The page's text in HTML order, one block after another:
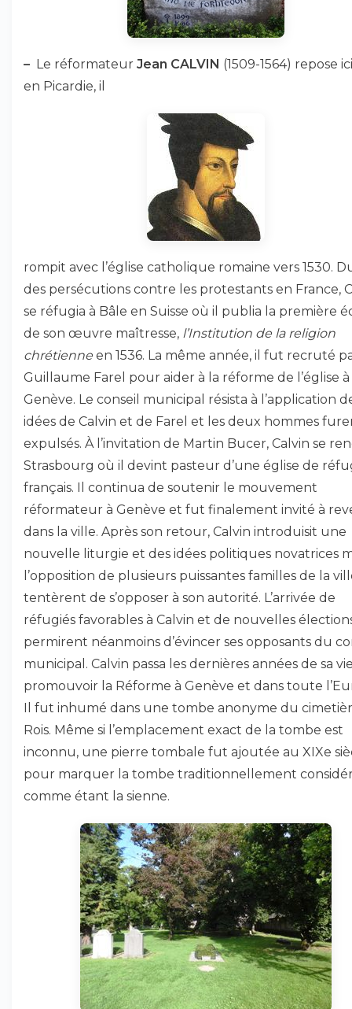
– Le réformateur Jean CALVIN (1509-1564) repose
en Picardie, il
rompit avec l’église catholique romaine vers 1530.
des persécutions contre les protestants en France,
se réfugia à Bâle en Suisse où il publia la première
de son œuvre maîtresse, l’Institution de la religion
chrétienne en 1536. La même année, il fut recruté
Guillaume Farel pour aider à la réforme de l’église à
Genève. Le conseil municipal résista à l’application
idées de Calvin et de Farel et les deux hommes
expulsés. À l’invitation de Martin Bucer, Calvin se
Strasbourg où il devint pasteur d’une église de
français. Il continua de soutenir le mouvement
réformateur à Genève et fut finalement invité à
dans la ville. Après son retour, Calvin introduisit une
nouvelle liturgie et des idées politiques novatrices
l’opposition de plusieurs puissantes familles de la
tentèrent de s’opposer à son autorité. L’arrivée de
réfugiés favorables à Calvin et de nouvelles
permirent néanmoins d’évincer ses opposants du
municipal. Calvin passa les dernières années de sa
promouvoir la Réforme à Genève et dans toute
Il fut inhumé dans une tombe anonyme du
Rois. Même si l’emplacement exact de la tombe est
inconnu, une pierre tombale fut ajoutée au XIXe
pour marquer la tombe traditionnellement
comme étant la sienne.